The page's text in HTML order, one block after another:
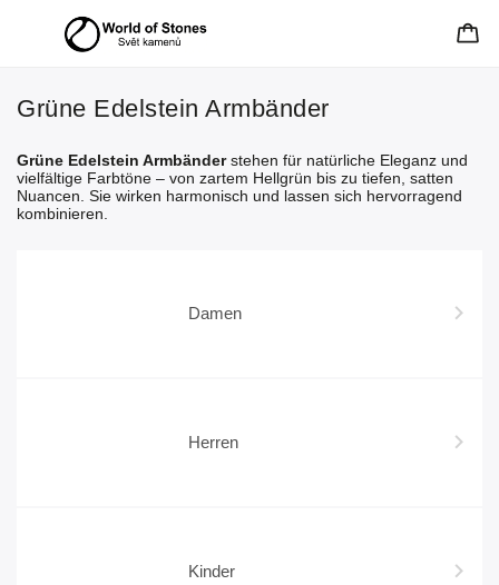
Grüne Edelstein Armbänder
Grüne Edelstein Armbänderstehen für natürliche Eleganz und
vielfältige Farbtöne – von zartem Hellgrün bis zu tiefen, satten
Nuancen. Sie wirken harmonisch und lassen sich hervorragend
kombinieren.
Damen
Herren
Kinder